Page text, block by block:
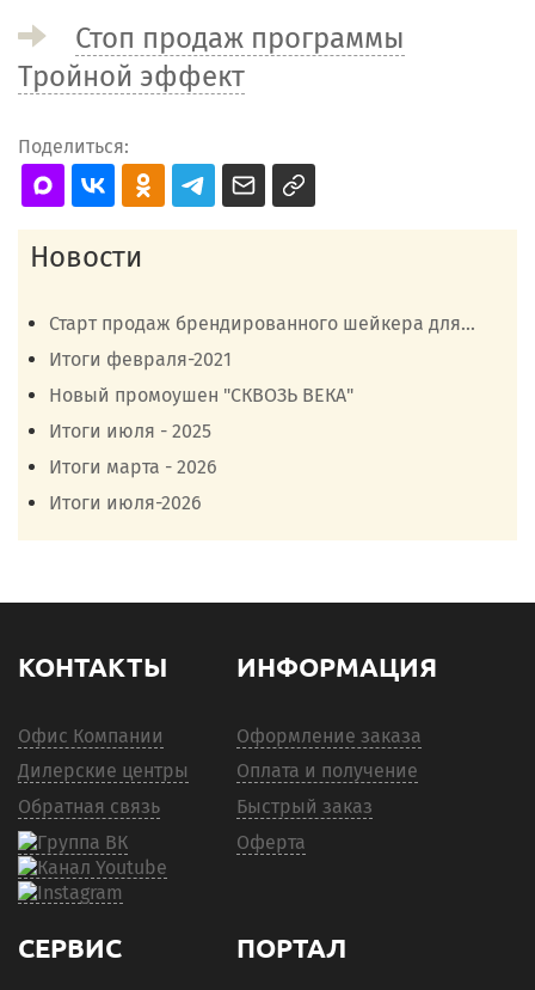
Стоп продаж программы
Тройной эффект
Поделиться:
Новости
Старт продаж брендированного шейкера для...
Итоги февраля-2021
Новый промоушен "СКВОЗЬ ВЕКА"
Итоги июля - 2025
Итоги марта - 2026
Итоги июля-2026
КОНТАКТЫ
Офис Компании
Дилерские центры
Обратная связь
ИНФОРМАЦИЯ
Оформление заказа
Оплата и получение
Быстрый заказ
Оферта
СЕРВИС ПОРТАЛ